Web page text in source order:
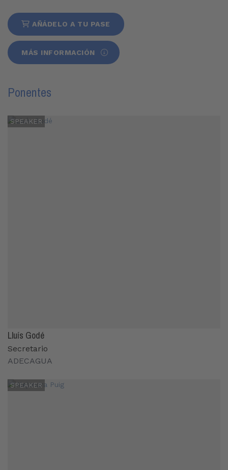
AÑÁDELO A TU PASE
MÁS INFORMACIÓN
Ponentes
SPEAKER
Lluís Godé
Secretario
ADECAGUA
SPEAKER